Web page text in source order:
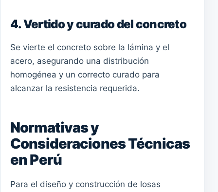
4. Vertido y curado del concreto
Se vierte el concreto sobre la lámina y el
acero, asegurando una distribución
homogénea y un correcto curado para
alcanzar la resistencia requerida.
Normativas y
Consideraciones Técnicas
en Perú
Para el diseño y construcción de losas